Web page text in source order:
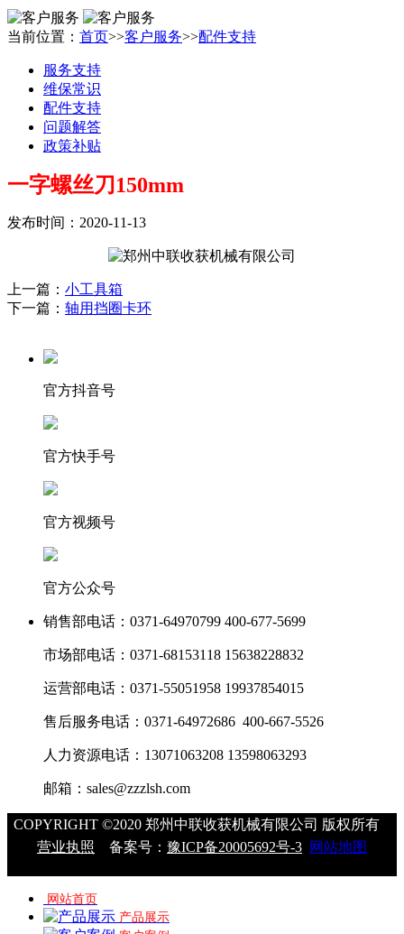
当前位置： 首页>>客户服务>>配件支持
服务支持
维保常识
配件支持
问题解答
政策补贴
一字螺丝刀150mm
发布时间：2020-11-13
上一篇： 小工具箱
下一篇： 轴用挡圈卡环
官方抖音号
官方快手号
官方视频号
官方公众号
销售部电话： 0371-64970799 400-677-5699
市场部电话： 0371-68153118 15638228832
运营部电话： 0371-55051958 19937854015
售后服务电话： 0371-64972686 400-667-5526
人力资源电话： 13071063208 13598063293
邮箱： sales@zzzlsh.com
COPYRIGHT ©2020 郑州中联收获机械有限公司 版权所有
营业执照
备案号： 豫ICP备20005692号-3 网站地图
网站首页
产品展示